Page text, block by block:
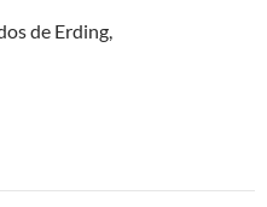
de Erding,